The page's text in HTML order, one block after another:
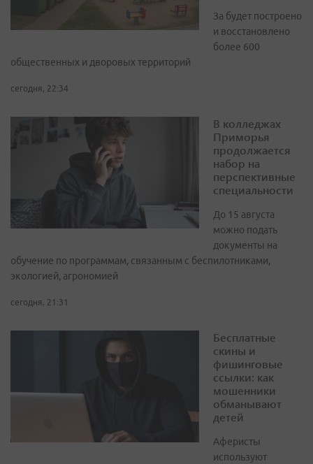
За будет построено
и восстановлено
более 600
общественных и дворовых территорий
сегодня, 22:34
В колледжах
Приморья
продолжается
набор на
перспективные
специальности
До 15 августа
можно подать
документы на
обучение по программам, связанным с беспилотниками,
экологией, агрономией
сегодня, 21:31
Бесплатные
скины и
фишинговые
ссылки: как
мошенники
обманывают
детей
Аферисты
используют